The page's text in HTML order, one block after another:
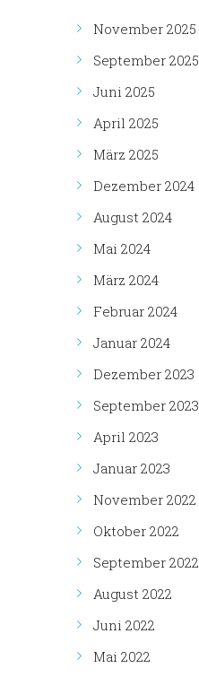
November 2025
September 2025
Juni 2025
April 2025
März 2025
Dezember 2024
August 2024
Mai 2024
März 2024
Februar 2024
Januar 2024
Dezember 2023
September 2023
April 2023
Januar 2023
November 2022
Oktober 2022
September 2022
August 2022
Juni 2022
Mai 2022